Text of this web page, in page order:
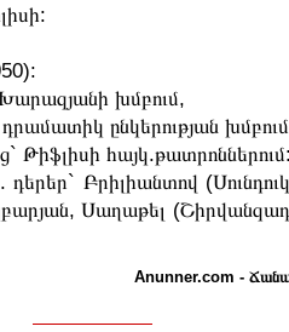
խմբում,
ընկերության
Թիֆլիսի
Բրիլիանտով
Սաղաթել
Anunner.com -